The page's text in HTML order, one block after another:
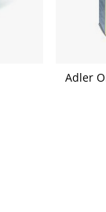
Adler